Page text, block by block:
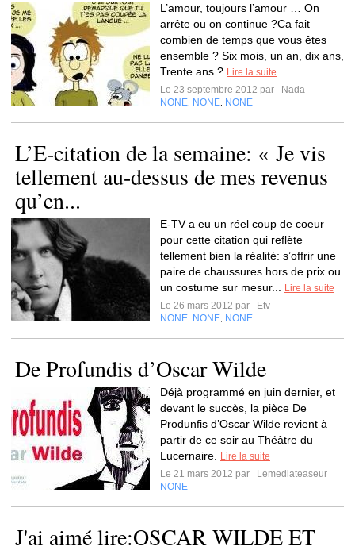
L’amour, toujours l’amour … On
arrête ou on continue ?Ca fait
combien de temps que vous êtes
ensemble ? Six mois, un an, dix ans,
Trente ans ? Lire la suite
Le 23 septembre 2012 par
Nada
NONE NONE NONE
L’E-citation de la semaine: « Je vis
tellement au-dessus de mes revenus
qu’en...
E-TV a eu un réel coup de coeur
pour cette citation qui reflète
tellement bien la réalité: s’offrir une
paire de chaussures hors de prix ou
un costume sur mesur...
Lire la suite
Le 26 mars 2012 par
Etv
NONE NONE NONE
De Profundis d’Oscar Wilde
Déjà programmé en juin dernier, et
devant le succès, la pièce De
Produnfis d’Oscar Wilde revient à
partir de ce soir au Théâtre du
Lucernaire.
Lire la suite
Le 21 mars 2012 par
Lemediateaseur
NONE
J'ai aimé lire:OSCAR WILDE ET